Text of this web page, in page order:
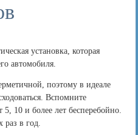
установка, которая
автомобиля.
поэтому в идеале
Вспомните
10 и более лет бесперебойно.
раз в год.